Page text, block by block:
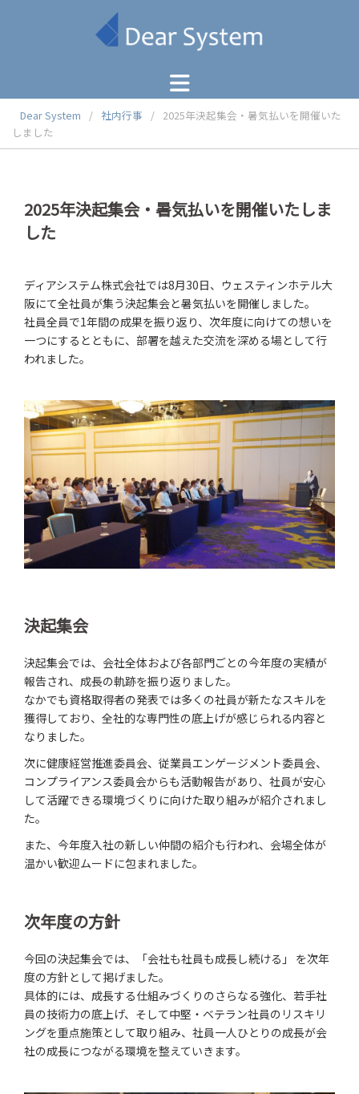
へ
Dear System / 社内行事 / 2025年決起集会・暑気払いを開催いた
しました
2025年決起集会・暑気払いを開催いたしま
した
ディアシステム株式会社では8月30日、ウェスティンホテル大
阪にて全社員が集う決起集会と暑気払いを開催しました。
社員全員で1年間の成果を振り返り、次年度に向けての想いを
一つにするとともに、部署を越えた交流を深める場として行
われました。
決起集会
決起集会では、会社全体および各部門ごとの今年度の実績が
報告され、成長の軌跡を振り返りました。
なかでも資格取得者の発表では多くの社員が新たなスキルを
獲得しており、全社的な専門性の底上げが感じられる内容と
なりました。
次に健康経営推進委員会、従業員エンゲージメント委員会、
コンプライアンス委員会からも活動報告があり、社員が安心
して活躍できる環境づくりに向けた取り組みが紹介されまし
た。
また、今年度入社の新しい仲間の紹介も行われ、会場全体が
温かい歓迎ムードに包まれました。
次年度の方針
今回の決起集会では、「会社も社員も成長し続ける」 を次年
度の方針として掲げました。
具体的には、成長する仕組みづくりのさらなる強化、若手社
員の技術力の底上げ、そして中堅・ベテラン社員のリスキリ
ングを重点施策として取り組み、社員一人ひとりの成長が会
社の成長につながる環境を整えていきます。